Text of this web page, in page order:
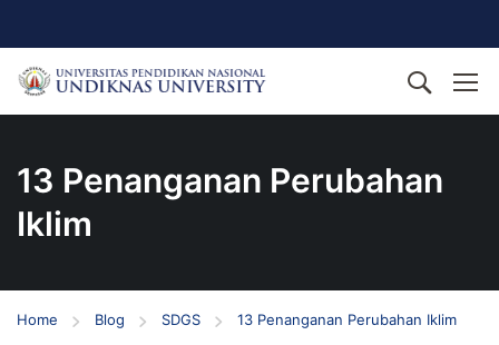
13 Penanganan Perubahan
Iklim
Home Blog SDGS 13 Penanganan Perubahan Iklim